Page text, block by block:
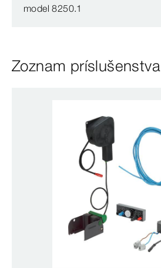
model 8250.1
Zoznam príslušenstva